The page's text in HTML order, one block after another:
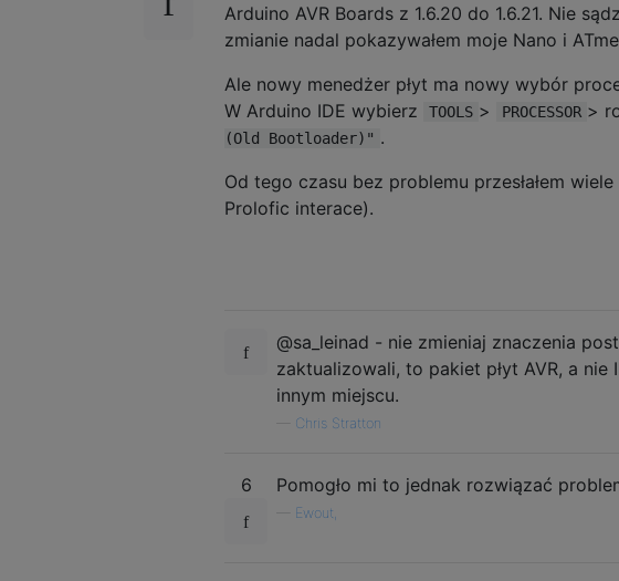
Arduino AVR Boards z 1.6.20 do 1.6.21. Nie
zmianie nadal pokazywałem moje Nano i
Ale nowy menedżer płyt ma nowy wybór
W Arduino IDE wybierz
TOOLS > PROCESSOR >
(Old Bootloader)" .
Od tego czasu bez problemu przesłałem
Prolofic interace).
@sa_leinad - nie zmieniaj znaczenia
zaktualizowali, to pakiet płyt AVR, a nie
innym miejscu.
Chris Stratton
6 Pomogło mi to jednak rozwiązać
Ewout,